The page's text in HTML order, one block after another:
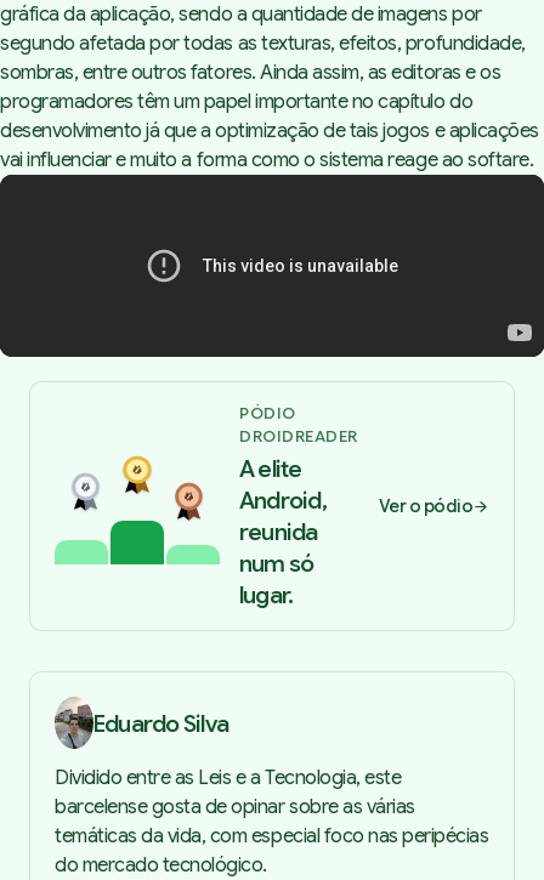
gráfica da aplicação, sendo a quantidade de imagens por
segundo afetada por todas as texturas, efeitos, profundidade,
sombras, entre outros fatores. Ainda assim, as editoras e os
programadores têm um papel importante no capítulo do
desenvolvimento já que a optimização de tais jogos e aplicações
vai influenciar e muito a forma como o sistema reage ao softare.
PÓDIO
DROIDREADER
A elite
Android,
reunida
num só
lugar.
Ver o pódio
Eduardo Silva
Dividido entre as Leis e a Tecnologia, este
barcelense gosta de opinar sobre as várias
temáticas da vida, com especial foco nas peripécias
do mercado tecnológico.